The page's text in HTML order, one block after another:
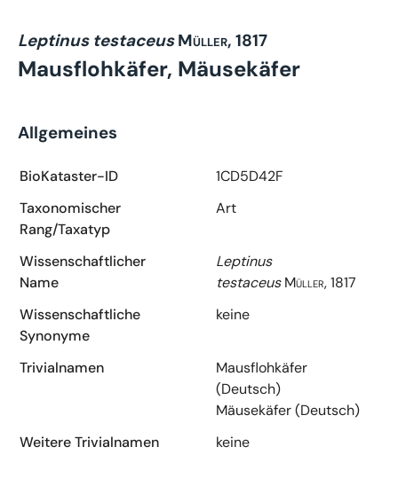
Leptinus testaceus Müller, 1817
Mausflohkäfer, Mäusekäfer
Allgemeines
BioKataster-ID
1CD5D42F
Taxonomischer
Rang/Taxatyp
Art
Wissenschaftlicher
Name
Leptinus
testaceus Müller, 1817
Wissenschaftliche
Synonyme
keine
Trivialnamen
Mausflohkäfer
(Deutsch)
Mäusekäfer (Deutsch)
Weitere Trivialnamen
keine